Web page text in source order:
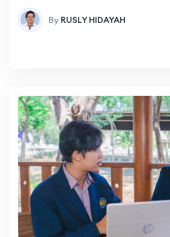
By RUSLY HIDAYAH